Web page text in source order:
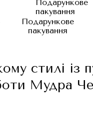
Подарункове
пакування
стилі із
Мудра